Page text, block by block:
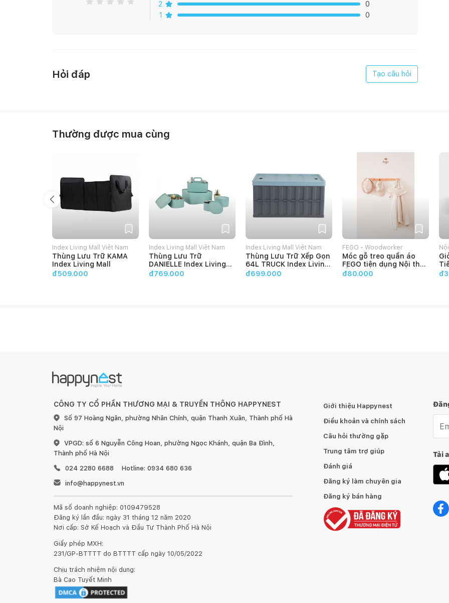
QUY CÁCH SẢN PHẨM:
Chất
liệu
Loại
Sản
Phẩm
Gỗ sồi
2
0
1
0
Hỏi đáp Tạo câu hỏi
Thường được mua cùng
Index Living Mall Việt Nam
Thùng Lưu Trữ KAMA
Index Living Mall
đ509.000
Index Living Mall Việt Nam
Thùng Lưu Trữ
DANIELLE Index Living
Mall
đ769.000
Index Living Mall Việt Nam
Thùng Lưu Trữ Xếp Gọn
64L TRUCK Index Living
Mall
đ699.000
FEGO - Woodworker
Móc gỗ treo quần áo
FEGO tiện dụng Nội thất
lắp ráp đa năng decor
đ80.000
CÔNG TY CỔ PHẦN THƯƠNG MẠI & TRUYỀN THÔNG HAPPYNEST
Số 97 Hoàng Ngân, phường Nhân Chính, quận Thanh Xuân, Thành phố Hà
Nội
VPGD: số 6 Nguyễn Công Hoan, phường Ngọc Khánh, quận Ba Đình,
Thành phố Hà Nội
024 2280 6688
Hotline: 0934 680 636
info@happynest.vn
Mã số doanh nghiệp: 0109479528
Đăng ký lần đầu: ngày 31 tháng 12 năm 2020
Nơi cấp: Sở Kế Hoạch và Đầu Tư Thành Phố Hà Nội
Giấy phép MXH:
231/GP-BTTTT do BTTTT cấp ngày 10/05/2022
Chịu trách nhiệm nội dung:
Bà Cao Tuyết Minh
Giới thiệu Happynest
Điều khoản và chính sách
Câu hỏi thường gặp
Trung tâm trợ giúp
Đánh giá
Đăng ký làm chuyên gia
Đăng ký bán hàng
Tải